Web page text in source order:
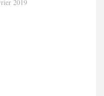
du Festival de
2019